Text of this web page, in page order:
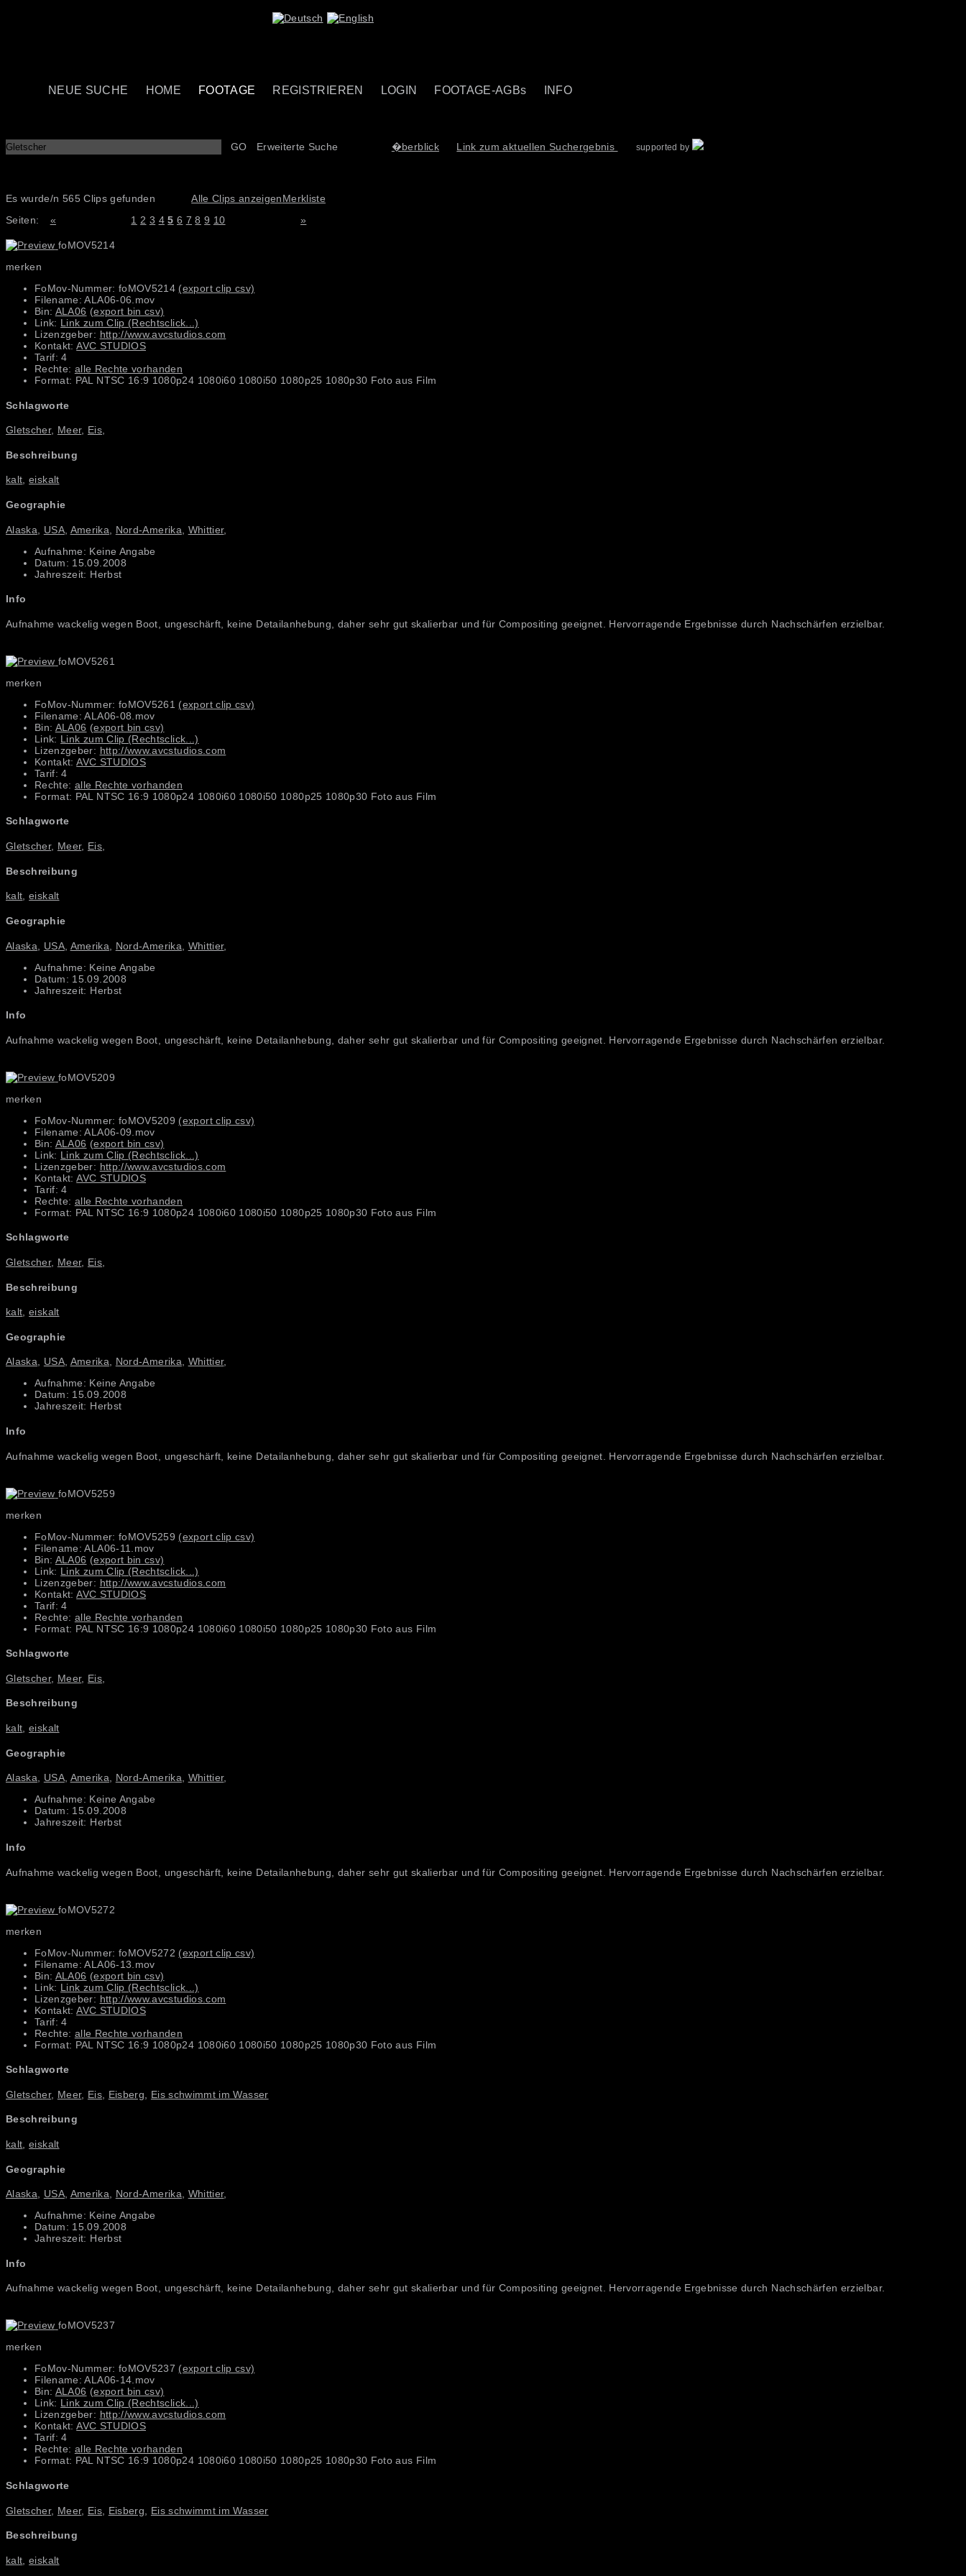
NEUE SUCHE HOME FOOTAGE REGISTRIEREN LOGIN FOOTAGE-AGBs INFO
GO Erweiterte Suche �berblick Link zum aktuellen Suchergebnis supported by
Es wurde/n 565 Clips gefunden Alle Clips anzeigenMerkliste
Seiten:
« 1 2 3 4 5 6 7 8 9 10 »
foMOV5214
merken
FoMov-Nummer: foMOV5214 (export clip csv)
Filename: ALA06-06.mov
Bin: ALA06 (export bin csv)
Link: Link zum Clip (Rechtsclick...)
Lizenzgeber: http://www.avcstudios.com
Kontakt:AVC STUDIOS
Tarif: 4
Rechte: alle Rechte vorhanden
Format: PAL NTSC 16:9 1080p24 1080i60 1080i50 1080p25 1080p30 Foto aus Film
Schlagworte
Gletscher, Meer, Eis,
Beschreibung
kalt,eiskalt
Geographie
Alaska USA, Amerika Nord-Amerika Whittier,
Aufnahme: Keine Angabe
Datum: 15.09.2008
Jahreszeit: Herbst
Info
Aufnahme wackelig wegen Boot, ungeschärft, keine Detailanhebung, daher sehr gut skalierbar und für Compositing geeignet. Hervorragende Ergebnisse durch Nachschärfen erzielbar.
foMOV5261
merken
FoMov-Nummer: foMOV5261 (export clip csv)
Filename: ALA06-08.mov
Bin: ALA06 (export bin csv)
Link: Link zum Clip (Rechtsclick...)
Lizenzgeber: http://www.avcstudios.com
Kontakt:AVC STUDIOS
Tarif: 4
Rechte: alle Rechte vorhanden
Format: PAL NTSC 16:9 1080p24 1080i60 1080i50 1080p25 1080p30 Foto aus Film
Schlagworte
Gletscher, Meer, Eis
Beschreibung
kalt,eiskalt
Geographie
Alaska USA, Amerika Nord-Amerika Whittier,
Aufnahme: Keine Angabe
Datum: 15.09.2008
Jahreszeit: Herbst
Info
Aufnahme wackelig wegen Boot, ungeschärft, keine Detailanhebung, daher sehr gut skalierbar und für Compositing geeignet. Hervorragende Ergebnisse durch Nachschärfen erzielbar.
foMOV5209
merken
FoMov-Nummer: foMOV5209 (export clip csv)
Filename: ALA06-09.mov
Bin: ALA06 (export bin csv)
Link: Link zum Clip (Rechtsclick...)
Lizenzgeber: http://www.avcstudios.com
Kontakt:AVC STUDIOS
Tarif: 4
Rechte: alle Rechte vorhanden
Format: PAL NTSC 16:9 1080p24 1080i60 1080i50 1080p25 1080p30 Foto aus Film
Schlagworte
Gletscher, Meer, Eis
Beschreibung
kalt ,eiskalt
Geographie
Alaska, USA, Amerika, Nord-Amerika, Whittier,
Aufnahme: Keine Angabe
Datum: 15.09.2008
Jahreszeit: Herbst
Info
Aufnahme wackelig wegen Boot, ungeschärft, keine Detailanhebung, daher sehr gut skalierbar und für Compositing geeignet. Hervorragende Ergebnisse durch Nachschärfen erzielbar.
foMOV5259
merken
FoMov-Nummer: foMOV5259 (export clip csv)
Filename: ALA06-11.mov
Bin: ALA06 (export bin csv)
Link: Link zum Clip (Rechtsclick...)
Lizenzgeber: http://www.avcstudios.com
Kontakt:AVC STUDIOS
Tarif: 4
Rechte: alle Rechte vorhanden
Format: PAL NTSC 16:9 1080p24 1080i60 1080i50 1080p25 1080p30 Foto aus Film
Schlagworte
Gletscher, Meer, Eis
Beschreibung
kalt ,eiskalt
Geographie
Alaska, USA, Amerika, Nord-Amerika, Whittier,
Aufnahme: Keine Angabe
Datum: 15.09.2008
Jahreszeit: Herbst
Info
Aufnahme wackelig wegen Boot, ungeschärft, keine Detailanhebung, daher sehr gut skalierbar und für Compositing geeignet. Hervorragende Ergebnisse durch Nachschärfen erzielbar.
foMOV5272
merken
FoMov-Nummer: foMOV5272 (export clip csv)
Filename: ALA06-13.mov
Bin: ALA06 (export bin csv)
Link: Link zum Clip (Rechtsclick...)
Lizenzgeber: http://www.avcstudios.com
Kontakt:AVC STUDIOS
Tarif: 4
Rechte: alle Rechte vorhanden
Format: PAL NTSC 16:9 1080p24 1080i60 1080i50 1080p25 1080p30 Foto aus Film
Schlagworte
Gletscher, Meer, Eis Eisberg Eis schwimmt im Wasser
Beschreibung
kalt ,eiskalt
Geographie
Alaska USA, Amerika Nord-Amerika Whittier,
Aufnahme: Keine Angabe
Datum: 15.09.2008
Jahreszeit: Herbst
Info
Aufnahme wackelig wegen Boot, ungeschärft, keine Detailanhebung, daher sehr gut skalierbar und für Compositing geeignet. Hervorragende Ergebnisse durch Nachschärfen erzielbar.
foMOV5237
merken
FoMov-Nummer: foMOV5237 (export clip csv)
Filename: ALA06-14.mov
Bin: ALA06 (export bin csv)
Link: Link zum Clip (Rechtsclick...)
Lizenzgeber: http://www.avcstudios.com
Kontakt:AVC STUDIOS
Tarif: 4
Rechte: alle Rechte vorhanden
Format: PAL NTSC 16:9 1080p24 1080i60 1080i50 1080p25 1080p30 Foto aus Film
Schlagworte
Gletscher, Meer, Eis Eisberg Eis schwimmt im Wasser
Beschreibung
kalt ,eiskalt